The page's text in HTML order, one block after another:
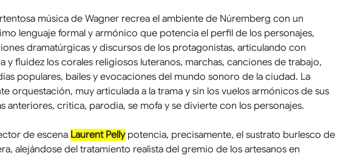
música de Wagner recrea el ambiente de Núremberg con un
lenguaje formal y armónico que potencia el perfil de los personajes,
dramatúrgicas y discursos de los protagonistas, articulando con
y fluidez los corales religiosos luteranos, marchas, canciones de trabajo,
populares, bailes y evocaciones del mundo sonoro de la ciudad. La
orquestación, muy articulada a la trama y sin los vuelos armónicos de sus
anteriores, critica, parodia, se mofa y se divierte con los personajes.
de escena Laurent Pelly potencia, precisamente, el sustrato burlesco de
alejándose del tratamiento realista del gremio de los artesanos en